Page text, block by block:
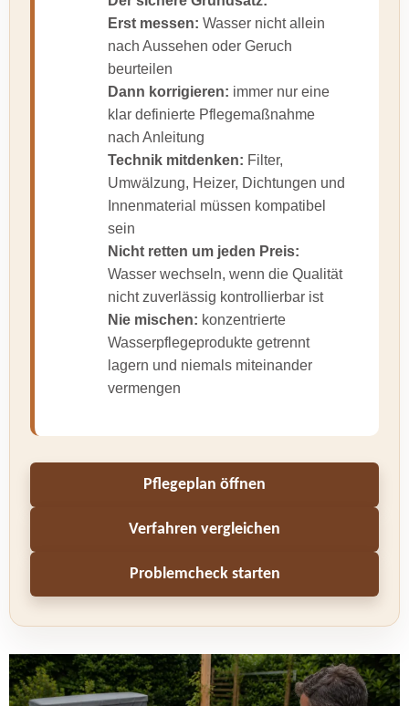
Erst messen: Wasser nicht allein
nach Aussehen oder Geruch
beurteilen
Dann korrigieren: immer nur eine
klar definierte Pflegemaßnahme
nach Anleitung
Technik mitdenken: Filter,
Umwälzung, Heizer, Dichtungen und
Innenmaterial müssen kompatibel
sein
Nicht retten um jeden Preis:
Wasser wechseln, wenn die Qualität
nicht zuverlässig kontrollierbar ist
Nie mischen: konzentrierte
Wasserpflegeprodukte getrennt
lagern und niemals miteinander
vermengen
Pflegeplan öffnen
Verfahren vergleichen
Problemcheck starten